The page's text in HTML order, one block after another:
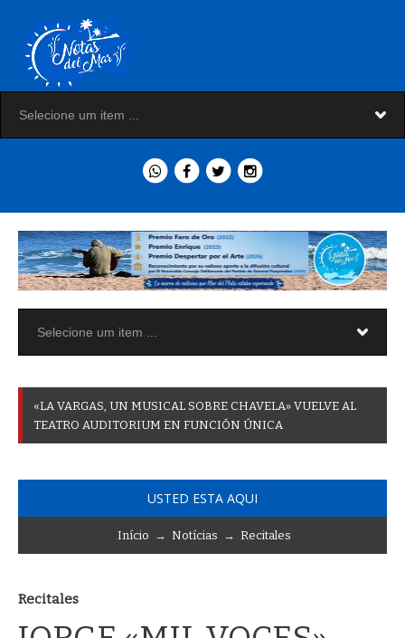
«LA VARGAS UN MUSICAL SOBRE CHAVELA» VUELVE AL
TEATRO AUDITORIUM EN FUNCIÓN ÚNICA
USTED ESTA AQUI
Início → Notícias → Recitales
Recitales